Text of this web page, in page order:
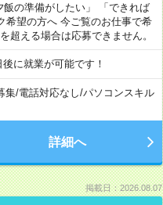
の準備がしたい」 「できれば
望の方へ 今ご覧のお仕事で希
超える場合は応募できません。
に就業が可能です！
集/電話対応なし/パソコンスキル
詳細へ
掲載日：2026.08.07